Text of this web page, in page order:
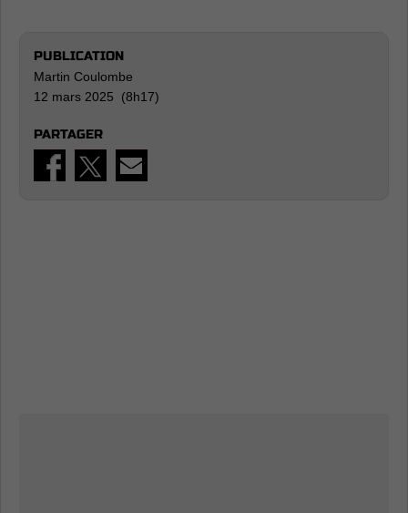
PUBLICATION
Martin Coulombe
12 mars 2025 (8h17)
PARTAGER